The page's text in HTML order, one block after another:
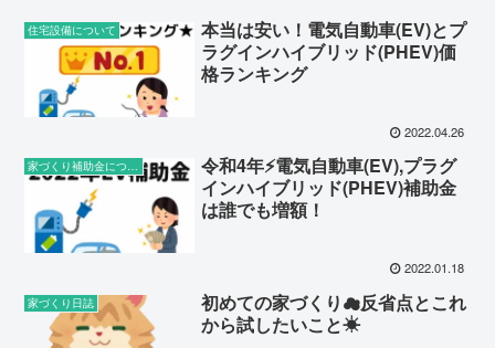
住宅設備について
本当は安い！電気自動車(EV)とプ
ラグインハイブリッド(PHEV)価
格ランキング
2022.04.26
家づくり補助金について
令和4年⚡️電気自動車(EV),プラグ
インハイブリッド(PHEV)補助金
は誰でも増額！
2022.01.18
家づくり日誌
初めての家づくり☁︎反省点とこれ
から試したいこと☀︎